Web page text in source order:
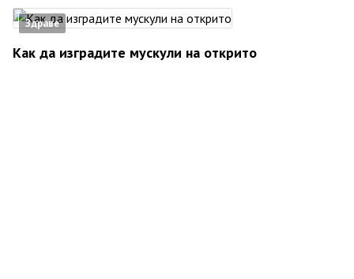
Здраве
Как да изградите мускули на открито